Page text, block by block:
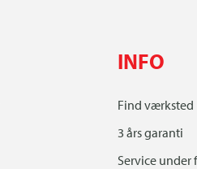
INFO
Find værksted
3 års garanti
Service under